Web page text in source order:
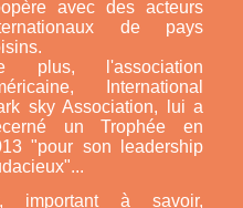
avec des acteurs
de pays
plus, l'association
International
sky Association,
lui a
un Trophée en
"pour son leadership
important à savoir,